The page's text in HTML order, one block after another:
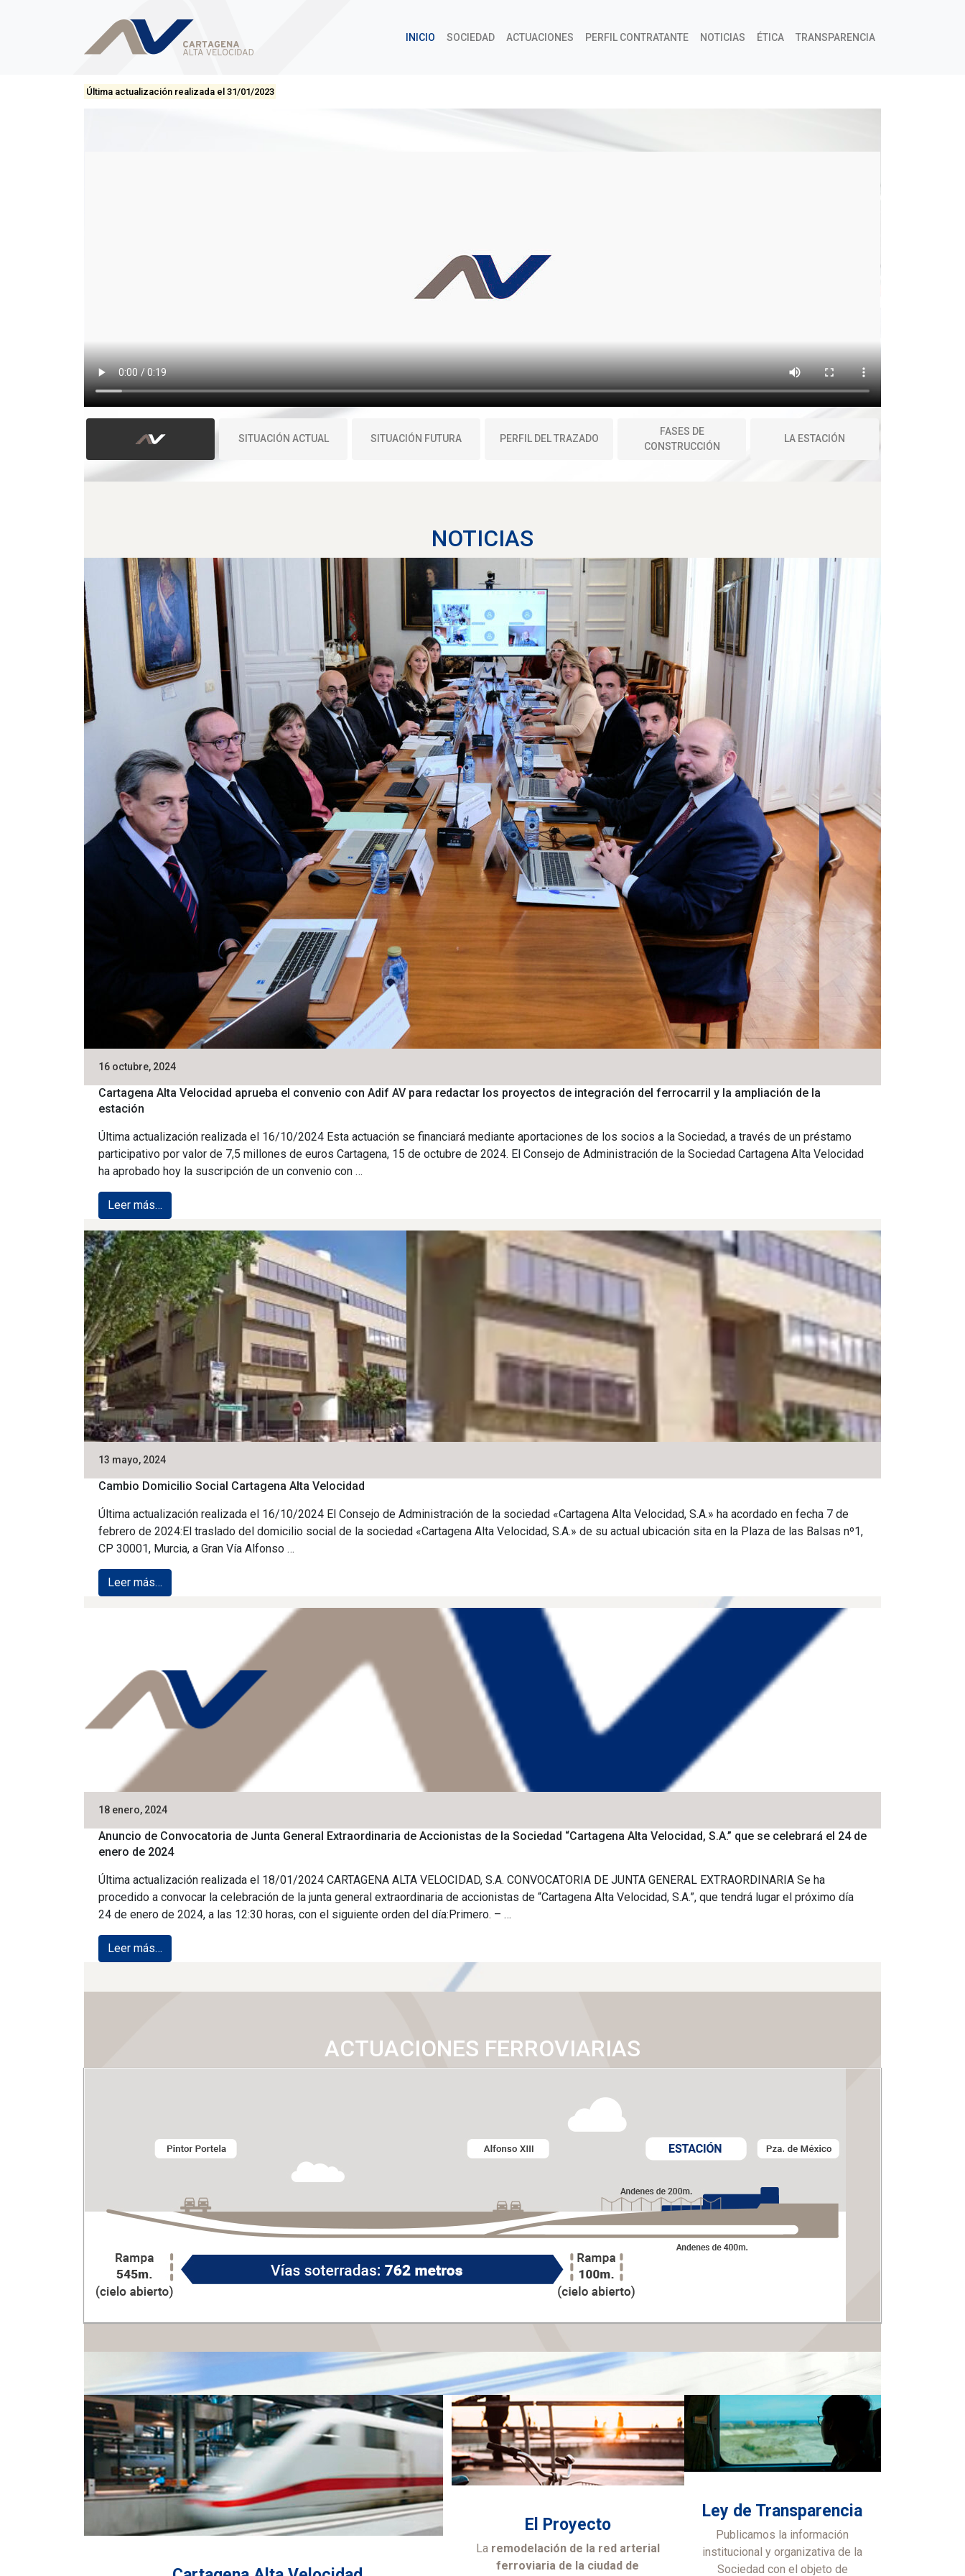
INICIO SOCIEDAD ACTUACIONES PERFIL CONTRATANTE NOTICIAS ÉTICA TRANSPARENCIA
Última actualización realizada el 31/01/2023
SITUACIÓN ACTUAL SITUACIÓN FUTURA PERFIL DEL TRAZADO
FASES DE
CONSTRUCCIÓN
LA ESTACIÓN
NOTICIAS
16 octubre, 2024
Cartagena Alta Velocidad aprueba el convenio con Adif AV para redactar los proyectos de integración del ferrocarril y la ampliación de la
estación
Última actualización realizada el 16/10/2024 Esta actuación se financiará mediante aportaciones de los socios a la Sociedad, a través de un préstamo
participativo por valor de 7,5 millones de euros Cartagena, 15 de octubre de 2024. El Consejo de Administración de la Sociedad Cartagena Alta Velocidad
ha aprobado hoy la suscripción de un convenio con …
Leer más…
13 mayo, 2024
Cambio Domicilio Social Cartagena Alta Velocidad
Última actualización realizada el 16/10/2024 El Consejo de Administración de la sociedad «Cartagena Alta Velocidad, S.A.» ha acordado en fecha 7 de
febrero de 2024:El traslado del domicilio social de la sociedad «Cartagena Alta Velocidad, S.A.» de su actual ubicación sita en la Plaza de las Balsas nº1,
CP 30001, Murcia, a Gran Vía Alfonso …
Leer más…
18 enero, 2024
Anuncio de Convocatoria de Junta General Extraordinaria de Accionistas de la Sociedad “Cartagena Alta Velocidad, S.A.” que se celebrará el 24 de
enero de 2024
Última actualización realizada el 18/01/2024 CARTAGENA ALTA VELOCIDAD, S.A. CONVOCATORIA DE JUNTA GENERAL EXTRAORDINARIA Se ha
procedido a convocar la celebración de la junta general extraordinaria de accionistas de “Cartagena Alta Velocidad, S.A.”, que tendrá lugar el próximo día
24 de enero de 2024, a las 12:30 horas, con el siguiente orden del día:Primero. – …
Leer más…
ACTUACIONES FERROVIARIAS
El Proyecto
La remodelación de la red arterial
ferroviaria de la ciudad de
Ley de Transparencia
Publicamos la información
institucional y organizativa de la
Sociedad con el objeto de